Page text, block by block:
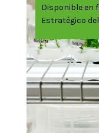
Disponible en
Estratégico del